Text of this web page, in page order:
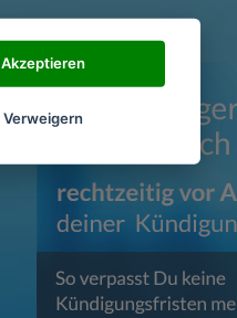
Akzeptieren
Verweigern